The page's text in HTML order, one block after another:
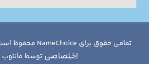
تمامی حقوق برای NameChoice محفوظ است.
اختصاصی توسط ماناوب